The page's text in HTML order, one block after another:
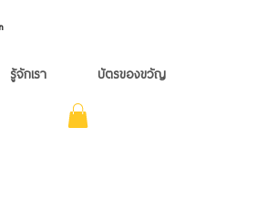
รู้จักเรา บัตรของขวัญ